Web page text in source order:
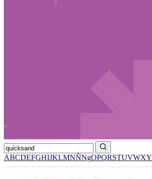
ABCDEFGHIJKLMNÑNgOPQRSTUVWXY